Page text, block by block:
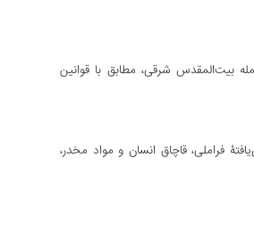
از طریق ابزارهای سیاسی، با ایجاد یک کشور مستقل فلسطینی در امتداد خطوط 1967، از جمله بیت‌المقدس شرقی، مطابق با قوانین
فراملی، قاچاق انسان و مواد مخدر،